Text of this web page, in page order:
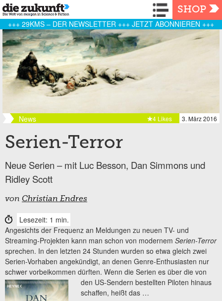
Navigation
SHOP
+++ 29KMS – DER NEWSLETTER +++ JETZT ABONNIEREN +++
News 3. März 2016
4 Likes
Serien-Terror
Neue Serien – mit Luc Besson, Dan Simmons und
Ridley Scott
von Christian Endres
Lesezeit: 1 min.
Angesichts der Frequenz an Meldungen zu neuen TV- und
Streaming-Projekten kann man schon von modernem Serien-Terror
sprechen. In den letzten 24 Stunden wurden so etwa gleich zwei
Serien-Vorhaben angekündigt, an denen Genre-Enthusiasten nur
schwer vorbeikommen dürften. Wenn die Serien es über die von
den US-Sendern bestellten Piloten hinaus
schaffen, heißt das …